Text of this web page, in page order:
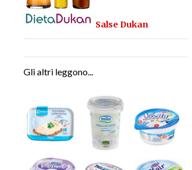
Salse Dukan
Gli altri leggono...